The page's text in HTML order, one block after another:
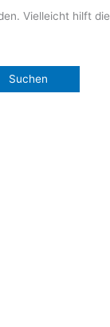
Vielleicht hilft die